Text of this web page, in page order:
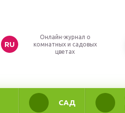
RU
Онлайн-журнал о
комнатных и садовых
цветах
САД